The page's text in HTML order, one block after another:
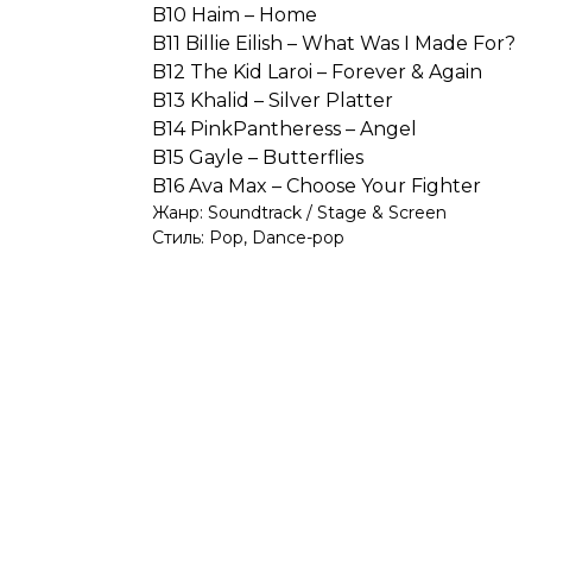
B10 Haim – Home
B11 Billie Eilish – What Was I Made For?
B12 The Kid Laroi – Forever & Again
B13 Khalid – Silver Platter
B14 PinkPantheress – Angel
B15 Gayle – Butterflies
B16 Ava Max – Choose Your Fighter
Жанр: Soundtrack / Stage & Screen
Стиль: Pop, Dance-pop